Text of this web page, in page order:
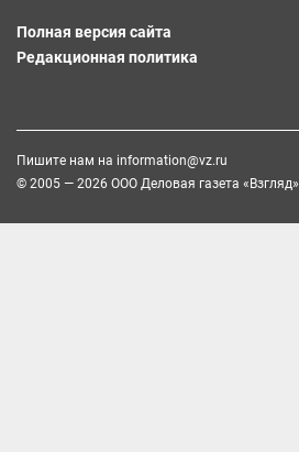
Полная версия сайта
Редакционная политика
Пишите нам на information@vz.ru
© 2005 — 2026 ООО Деловая газета «Взгляд»